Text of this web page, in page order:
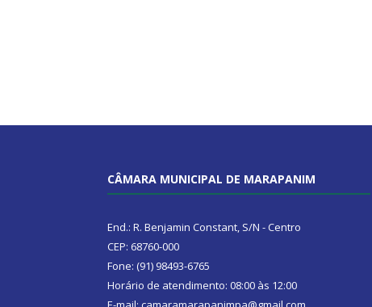
CÂMARA MUNICIPAL DE MARAPANIM
End.: R. Benjamin Constant, S/N - Centro
CEP: 68760-000
Fone: (91) 98493-6765
Horário de atendimento: 08:00 às 12:00